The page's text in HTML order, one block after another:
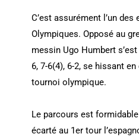
C’est assurément l’un
Olympiques. Opposé au
messin Ugo Humbert
6, 7-6(4), 6-2, se hissant
tournoi olympique.
Le parcours est
écarté au 1er tour